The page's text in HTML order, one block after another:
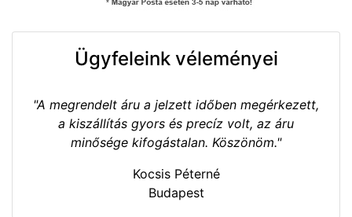
Ügyfeleink véleményei
"A megrendelt áru a jelzett időben megérkezett,
a kiszállítás gyors és precíz volt, az áru
minősége kifogástalan. Köszönöm."
Kocsis Péterné
Budapest